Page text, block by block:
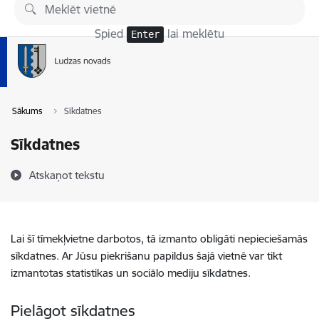
Pāriet uz lapas saturu
Spied Enter lai meklētu
Sākums Sīkdatnes
Sīkdatnes
Atskaņot tekstu
Lai šī tīmekļvietne darbotos, tā izmanto obligāti nepieciešamās
sīkdatnes. Ar Jūsu piekrišanu papildus šajā vietnē var tikt
izmantotas statistikas un sociālo mediju sīkdatnes.
Pielāgot sīkdatnes